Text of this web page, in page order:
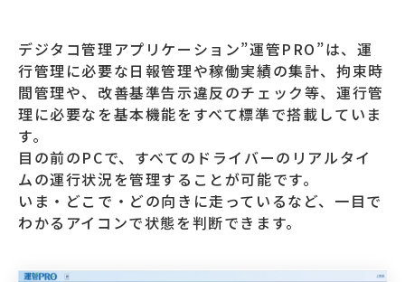
デジタコ管理アプリケーション”運管PRO”は、運
行管理に必要な日報管理や稼働実績の集計、拘束時
間管理や、改善基準告示違反のチェック等、運行管
理に必要なを基本機能をすべて標準で搭載していま
す。
目の前のPCで、すべてのドライバーのリアルタイ
ムの運行状況を管理することが可能です。
いま・どこで・どの向きに走っているなど、一目で
わかるアイコンで状態を判断できます。